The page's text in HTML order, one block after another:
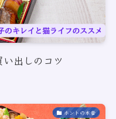
出しのコツ
ホントの本音